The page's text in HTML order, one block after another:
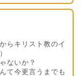
らキリスト教のイ
ないか？
て今更言うまでも